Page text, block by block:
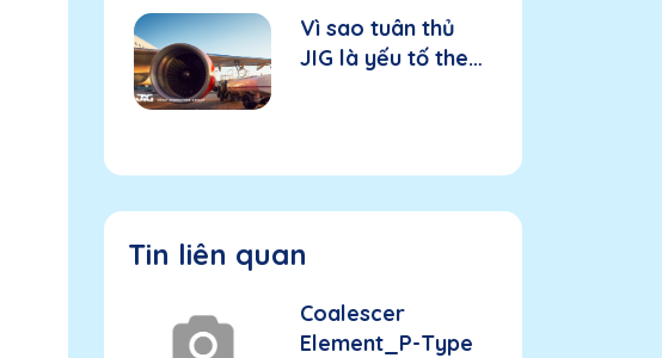
cho thiết bị và
hiệu suất
Vì sao tuân thủ
JIG là yếu tố then
Tin liên quan
Coalescer
Element_P-Type